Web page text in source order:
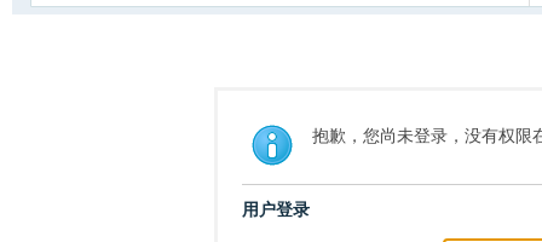
抱歉，您尚未登录，没有权限
用户登录